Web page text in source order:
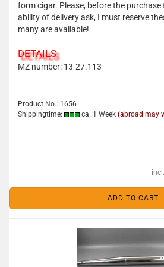
form cigar. Please, before the purchase
ability of delivery ask, I must reserve
many are available!
DETAILS
MZ number: 13-27.113
Product No.: 1656
Shippingtime:
ca. 1 Week (abroad may
ADD TO CART